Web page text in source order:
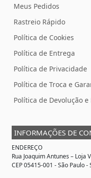
Meus Pedidos
Rastreio Rápido
Política de Cookies
Política de Entrega
Política de Privacidade
Política de Troca e
Política de Devolução e
INFORMAÇÕES DE
ENDEREÇO
Rua Joaquim Antunes – Loja
CEP 05415-001 - São Paulo -